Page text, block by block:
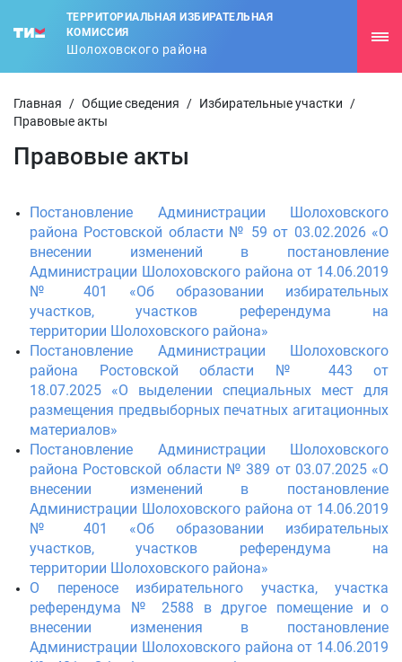
ТЕРРИТОРИАЛЬНАЯ ИЗБИРАТЕЛЬНАЯ
КОМИССИЯ
Шолоховского района
Главная / Общие сведения / Избирательные участки
/
Правовые акты
Правовые акты
Постановление Администрации Шолоховского
района Ростовской области № 59 от 03.02.2026 «О
внесении изменений в постановление
Администрации Шолоховского района от 14.06.2019
№ 401 «Об образовании избирательных
участков, участков референдума на
территории Шолоховского района»
Постановление Администрации Шолоховского
района Ростовской области № 443 от
18.07.2025 «О выделении специальных мест для
размещения предвыборных печатных агитационных
материалов»
Постановление Администрации Шолоховского
района Ростовской области № 389 от 03.07.2025 «О
внесении изменений в постановление
Администрации Шолоховского района от 14.06.2019
№ 401 «Об образовании избирательных
участков, участков референдума на
территории Шолоховского района»
О переносе избирательного участка, участка
референдума № 2588 в другое помещение и о
внесении изменения в постановление
Администрации Шолоховского района от 14.06.2019